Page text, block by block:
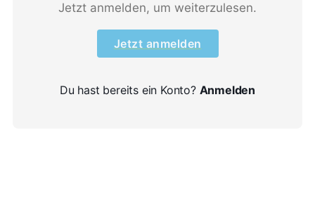
Jetzt anmelden, um weiterzulesen.
Jetzt anmelden
Du hast bereits ein Konto? Anmelden